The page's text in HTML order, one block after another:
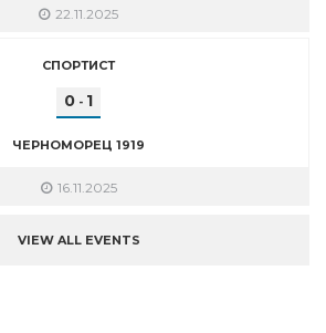
22.11.2025
СПОРТИСТ
0 - 1
ЧЕРНОМОРЕЦ 1919
16.11.2025
VIEW ALL EVENTS